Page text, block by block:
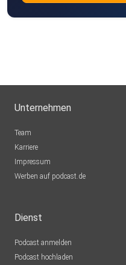
Unternehmen
Team
Karriere
Impressum
Werben auf podcast.de
Dienst
Podcast anmelden
Podcast hochladen